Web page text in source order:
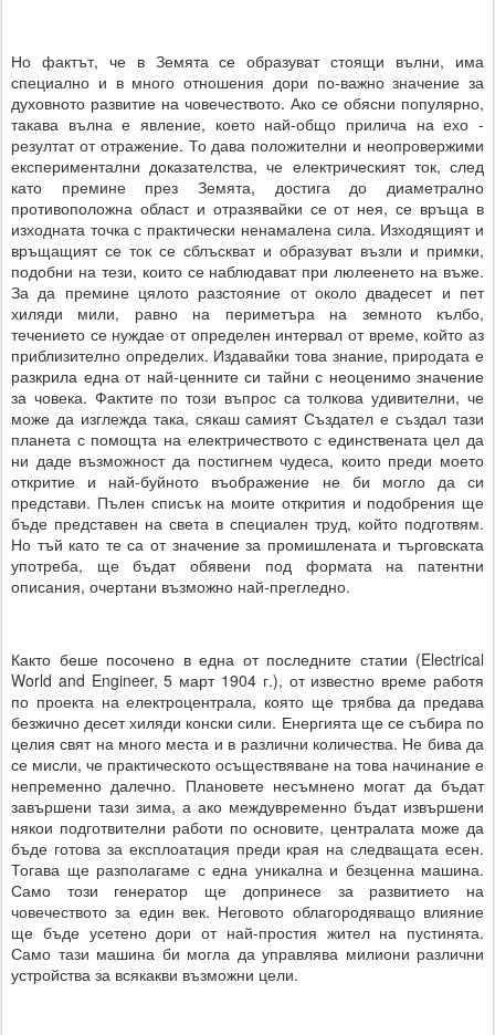
Но фактът, че в Земята се образуват стоящи вълни, има
специално и в много отношения дори по-важно значение за
духовното развитие на човечеството. Ако се обясни популярно,
такава вълна е явление, което най-общо прилича на ехо -
резултат от отражение. То дава положителни и неопровержими
експериментални доказателства, че електрическият ток, след
като премине през Земята, достига до диаметрално
противоположна област и отразявайки се от нея, се връща в
изходната точка с практически ненамалена сила. Изходящият и
връщащият се ток се сблъскват и образуват възли и примки,
подобни на тези, които се наблюдават при люлеенето на въже.
За да премине цялото разстояние от около двадесет и пет
хиляди мили, равно на периметъра на земното кълбо,
течението се нуждае от определен интервал от време, който аз
приблизително определих. Издавайки това знание, природата е
разкрила една от най-ценните си тайни с неоценимо значение
за човека. Фактите по този въпрос са толкова удивителни, че
може да изглежда така, сякаш самият Създател е създал тази
планета с помощта на електричеството с единствената цел да
ни даде възможност да постигнем чудеса, които преди моето
откритие и най-буйното въображение не би могло да си
представи. Пълен списък на моите открития и подобрения ще
бъде представен на света в специален труд, който подготвям.
Но тъй като те са от значение за промишлената и търговската
употреба, ще бъдат обявени под формата на патентни
описания, очертани възможно най-прегледно.
Както беше посочено в една от последните статии (Electrical
World and Engineer, 5 март 1904 г.), от известно време работя
по проекта на електроцентрала, която ще трябва да предава
безжично десет хиляди конски сили. Енергията ще се събира по
целия свят на много места и в различни количества. Не бива да
се мисли, че практическото осъществяване на това начинание е
непременно далечно. Плановете несъмнено могат да бъдат
завършени тази зима, а ако междувременно бъдат извършени
някои подготвителни работи по основите, централата може да
бъде готова за експлоатация преди края на следващата есен.
Тогава ще разполагаме с една уникална и безценна машина.
Само този генератор ще допринесе за развитието на
човечеството за един век. Неговото облагородяващо влияние
ще бъде усетено дори от най-простия жител на пустинята.
Само тази машина би могла да управлява милиони различни
устройства за всякакви възможни цели.